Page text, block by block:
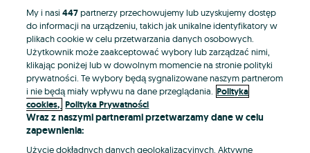
Kontynuuj przez konto Apple
Kontynuuj przez konto Google
LUB
My i nasi447partnerzy przechowujemy lub uzyskujemy dostęp
do informacji na urządzeniu, takich jak unikalne identyfikatory w
plikach cookie w celu przetwarzania danych osobowych.
Użytkownik może zaakceptować wybory lub zarządzać nimi,
klikając poniżej lub w dowolnym momencie na stronie polityki
prywatności. Te wybory będą sygnalizowane naszym partnerom
i nie będą miały wpływu na dane przeglądania. Polityka
cookies, Polityka Prywatności
Wraz z naszymi partnerami przetwarzamy dane w celu
zapewnienia:
Użycie dokładnych danych geolokalizacyjnych. Aktywne